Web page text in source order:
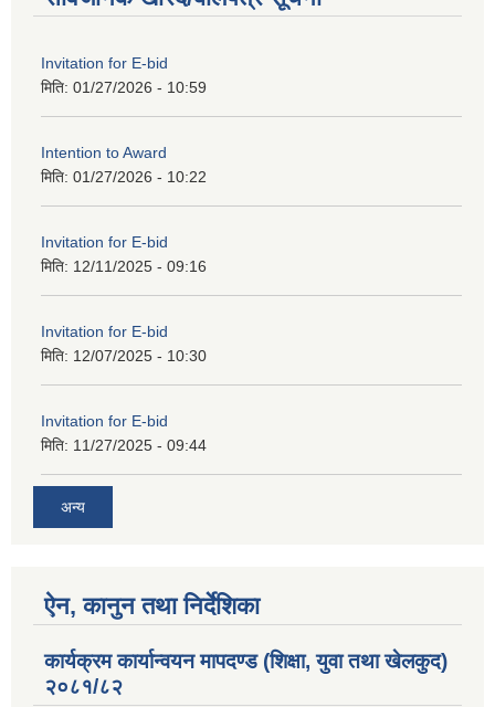
Invitation for E-bid
मिति: 01/27/2026 - 10:59
Intention to Award
मिति: 01/27/2026 - 10:22
Invitation for E-bid
मिति: 12/11/2025 - 09:16
Invitation for E-bid
मिति: 12/07/2025 - 10:30
Invitation for E-bid
मिति: 11/27/2025 - 09:44
अन्य
ऐन, कानुन तथा निर्देशिका
कार्यक्रम कार्यान्वयन मापदण्ड (शिक्षा, युवा तथा खेलकुद)
२०८१/८२